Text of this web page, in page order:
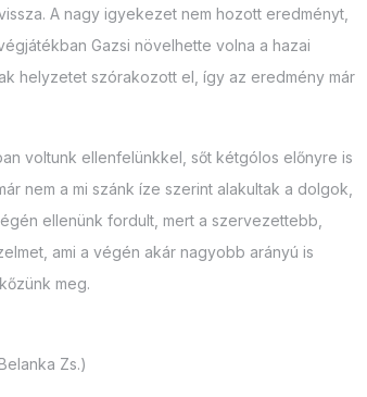
A nagy igyekezet nem hozott eredményt,
Gazsi növelhette volna a hazai
helyzetet szórakozott el, így az eredmény már
voltunk ellenfelünkkel, sőt kétgólos előnyre is
nem a mi szánk íze szerint alakultak a dolgok,
ellenünk fordult, mert a szervezettebb,
ami a végén akár nagyobb arányú is
meg.
Zs.)